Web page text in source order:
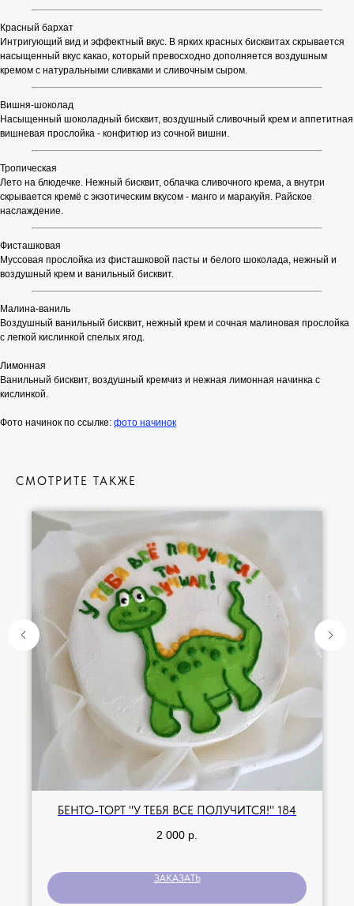
Красный бархат
Интригующий вид и эффектный вкус. В ярких красных бисквитах скрывается
насыщенный вкус какао, который превосходно дополняется воздушным
кремом с натуральными сливками и сливочным сыром.
Вишня-шоколад
Насыщенный шоколадный бисквит, воздушный сливочный крем и аппетитная
вишневая прослойка - конфитюр из сочной вишни.
Тропическая
Лето на блюдечке. Нежный бисквит, облачка сливочного крема, а внутри
скрывается кремё с экзотическим вкусом - манго и маракуйя. Райское
наслаждение.
Фисташковая
Муссовая прослойка из фисташковой пасты и белого шоколада, нежный и
воздушный крем и ванильный бисквит.
Малина-ваниль
Воздушный ванильный бисквит, нежный крем и сочная малиновая прослойка
с легкой кислинкой спелых ягод.
Лимонная
Ванильный бисквит, воздушный кремчиз и нежная лимонная начинка с
кислинкой.
Фото начинок по ссылке: фото начинок
СМОТРИТЕ ТАКЖЕ
БЕНТО-ТОРТ "У ТЕБЯ ВСЁ ПОЛУЧИТСЯ!" 184
2 000 р.
ЗАКАЗАТЬ